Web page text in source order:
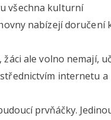
všechna kulturní
nabízejí doručení
žáci ale volno nemají,
internetu a
prvňáčky.